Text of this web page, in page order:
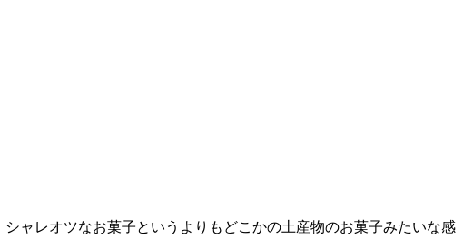
ャレオツなお菓子というよりもどこかの土産物のお菓子みたいな感